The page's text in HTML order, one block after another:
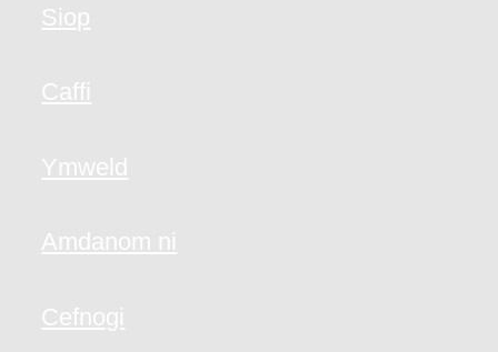
Siop
Caffi
Ymweld
Amdanom ni
Cefnogi